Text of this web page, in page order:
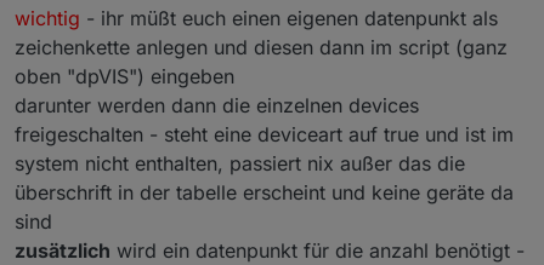
wichtig - ihr müßt euch einen eigenen datenpunkt als
zeichenkette anlegen und diesen dann im script (ganz
oben "dpVIS") eingeben
darunter werden dann die einzelnen devices
freigeschalten - steht eine deviceart auf true und ist im
system nicht enthalten, passiert nix außer das die
überschrift in der tabelle erscheint und keine geräte da
sind
zusätzlich wird ein datenpunkt für die anzahl benötigt -